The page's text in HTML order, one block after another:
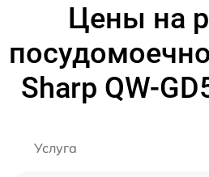
Цены на
Sharp QW-
Услуга